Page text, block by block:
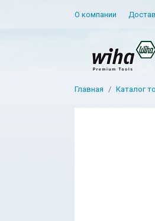
О компании
Главная Каталог